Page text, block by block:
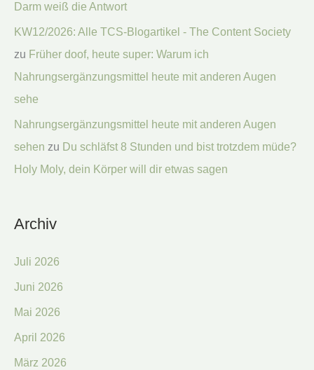
Darm weiß die Antwort
KW12/2026: Alle TCS-Blogartikel - The Content Society
zu Früher doof, heute super: Warum ich
Nahrungsergänzungsmittel heute mit anderen Augen
sehe
Nahrungsergänzungsmittel heute mit anderen Augen
sehen zu Du schläfst 8 Stunden und bist trotzdem müde?
Holy Moly, dein Körper will dir etwas sagen
Archiv
Juli 2026
Juni 2026
Mai 2026
April 2026
März 2026